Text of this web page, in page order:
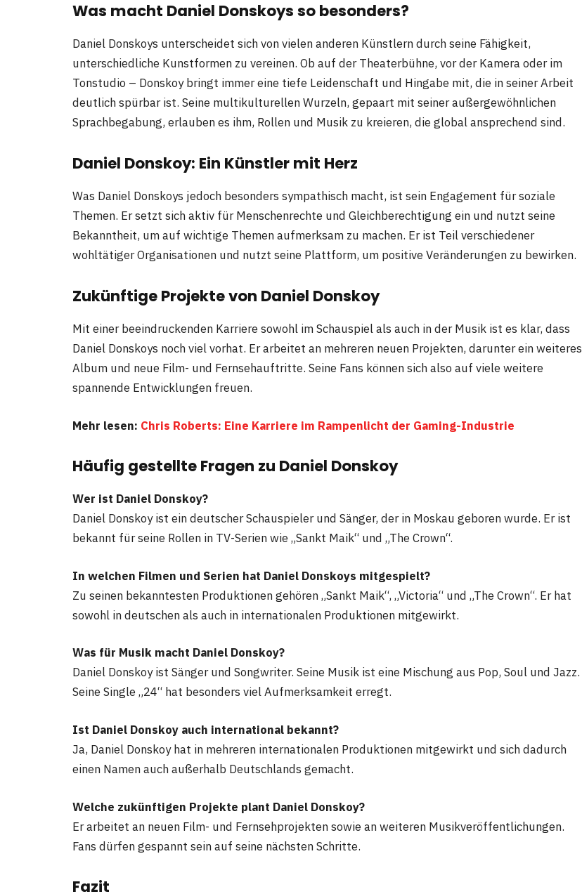
Was macht Daniel Donskoys so besonders?
Daniel Donskoys unterscheidet sich von vielen anderen Künstlern durch seine Fähigkeit,
unterschiedliche Kunstformen zu vereinen. Ob auf der Theaterbühne, vor der Kamera oder im
Tonstudio – Donskoy bringt immer eine tiefe Leidenschaft und Hingabe mit, die in seiner Arbeit
deutlich spürbar ist. Seine multikulturellen Wurzeln, gepaart mit seiner außergewöhnlichen
Sprachbegabung, erlauben es ihm, Rollen und Musik zu kreieren, die global ansprechend sind.
Daniel Donskoy: Ein Künstler mit Herz
Was Daniel Donskoys jedoch besonders sympathisch macht, ist sein Engagement für soziale
Themen. Er setzt sich aktiv für Menschenrechte und Gleichberechtigung ein und nutzt seine
Bekanntheit, um auf wichtige Themen aufmerksam zu machen. Er ist Teil verschiedener
wohltätiger Organisationen und nutzt seine Plattform, um positive Veränderungen zu bewirken.
Zukünftige Projekte von Daniel Donskoy
Mit einer beeindruckenden Karriere sowohl im Schauspiel als auch in der Musik ist es klar, dass
Daniel Donskoys noch viel vorhat. Er arbeitet an mehreren neuen Projekten, darunter ein weiteres
Album und neue Film- und Fernsehauftritte. Seine Fans können sich also auf viele weitere
spannende Entwicklungen freuen.
Mehr lesen: Chris Roberts: Eine Karriere im Rampenlicht der Gaming-Industrie
Häufig gestellte Fragen zu Daniel Donskoy
Wer ist Daniel Donskoy?
Daniel Donskoy ist ein deutscher Schauspieler und Sänger, der in Moskau geboren wurde. Er ist
bekannt für seine Rollen in TV-Serien wie „Sankt Maik“ und „The Crown“.
In welchen Filmen und Serien hat Daniel Donskoys mitgespielt?
Zu seinen bekanntesten Produktionen gehören „Sankt Maik“, „Victoria“ und „The Crown“. Er hat
sowohl in deutschen als auch in internationalen Produktionen mitgewirkt.
Was für Musik macht Daniel Donskoy?
Daniel Donskoy ist Sänger und Songwriter. Seine Musik ist eine Mischung aus Pop, Soul und Jazz.
Seine Single „24“ hat besonders viel Aufmerksamkeit erregt.
Ist Daniel Donskoy auch international bekannt?
Ja, Daniel Donskoy hat in mehreren internationalen Produktionen mitgewirkt und sich dadurch
einen Namen auch außerhalb Deutschlands gemacht.
Welche zukünftigen Projekte plant Daniel Donskoy?
Er arbeitet an neuen Film- und Fernsehprojekten sowie an weiteren Musikveröffentlichungen.
Fans dürfen gespannt sein auf seine nächsten Schritte.
Fazit